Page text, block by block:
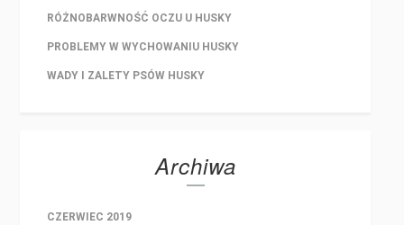
RÓŻNOBARWNOŚĆ OCZU U HUSKY
PROBLEMY W WYCHOWANIU HUSKY
WADY I ZALETY PSÓW HUSKY
Archiwa
CZERWIEC 2019